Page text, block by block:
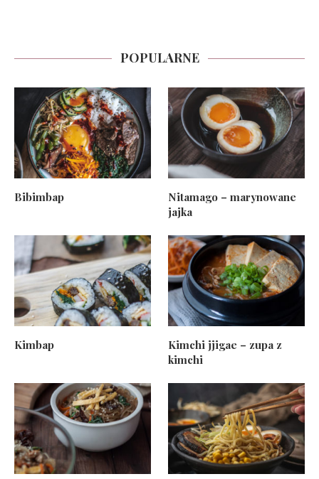
POPULARNE
Bibimbap
Nitamago – marynowane
jajka
Kimbap
Kimchi jjigae – zupa z
kimchi